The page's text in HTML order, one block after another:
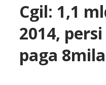
Cgil: 1,1
2014,
paga